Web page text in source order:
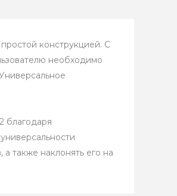
конструкцией. С
необходимо
благодаря
также наклонять его на